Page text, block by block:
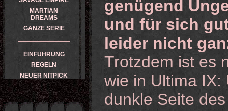
genügend
und für sich
leider nicht
Trotzdem ist es
wie in Ultima IX:
dunkle Seite
MARTIAN
DREAMS
GANZE SERIE
EINFÜHRUNG
REGELN
NEUER NITPICK